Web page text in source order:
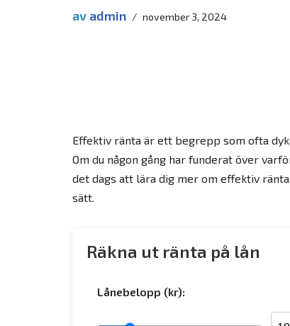
av admin november 3, 2024
Effektiv ränta är ett begrepp som ofta
Om du någon gång har funderat över
det dags att lära dig mer om effektiv
sätt.
Räkna ut ränta på lån
Lånebelopp (kr):